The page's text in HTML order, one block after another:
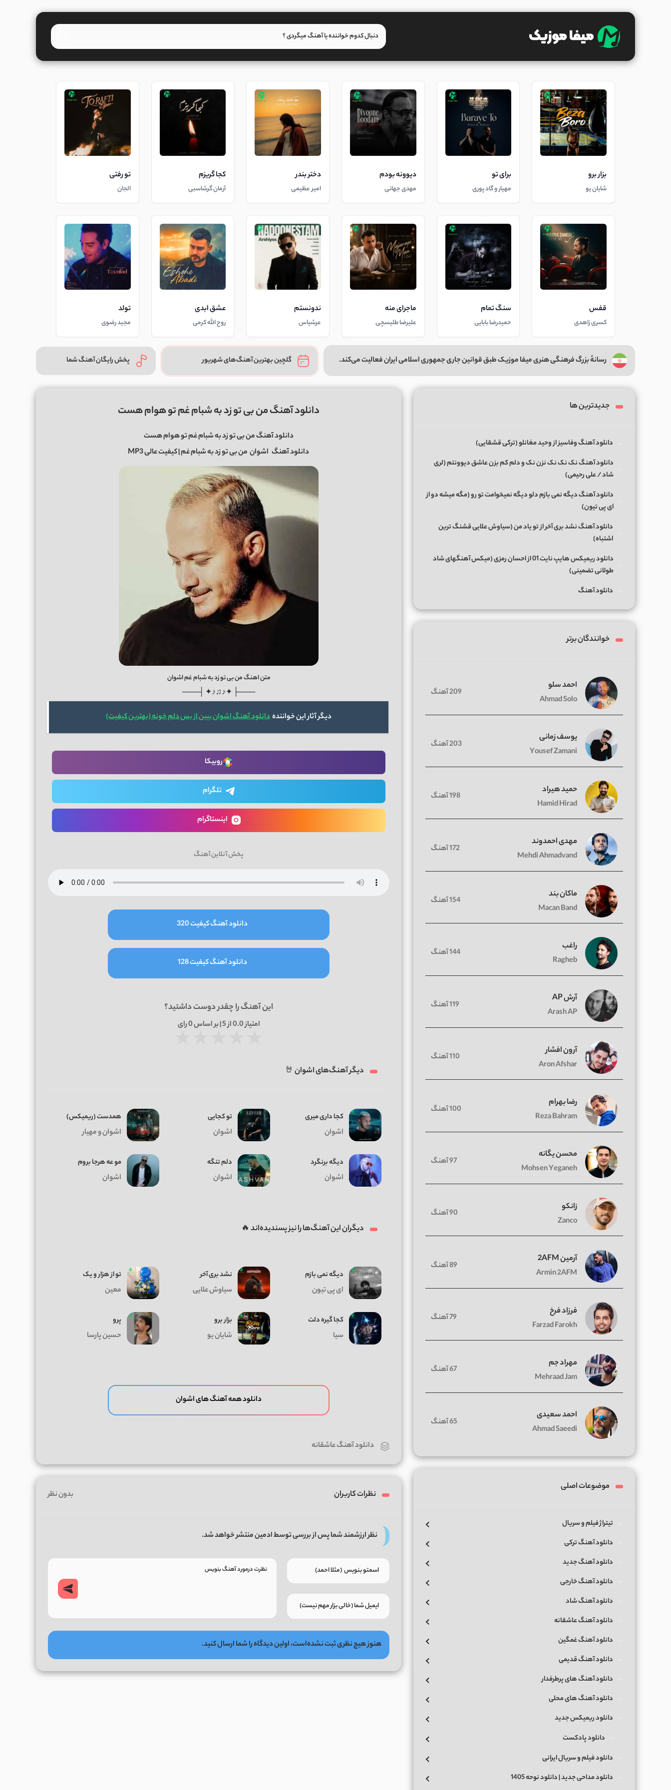
بزار برو
شایان یو
برای تو
مهیار و گاد پوری
دیوونه بودم
مهدی جهانی
دختر بندر
امیر عظیمی
کجا گریزم
آرمان گرشاسبی
تو رفتی
الجان
قفس
کسری زاهدی
سنگ تمام
حمیدرضا بابایی
ماجرای منه
علیرضا طلیسچی
ندونستم
عرشیاس
عشق ابدی
روح الله کرمی
تولد
مجید رضوی
رسانهٔ بزرگ فرهنگی هنری میفا موزیک طبق قوانین جاری جمهوری اسلامی ایران فعالیت می‌کند. گلچین بهترین آهنگ‌های شهریور پخش رایگان آهنگ شما
دانلود آهنگ من بی تو زد به شبام غم تو هوام هست
دانلود آهنگ من بی تو زد به شبام غم تو هوام هست
دانلود آهنگ اشوان من بی تو زد به شبام غم| کیفیت عالی MP3
متن اهنگ من بی تو زد به شبام غم اشوان
───├ ✦♪♫♪✦ ┤───
دیگر آثار این خوانندهدانلود آهنگ اشوان ببین از بس دلم خونه (بهترین کیفیت)
روبیکا
تلگرام
اینستاگرام
پخش آنلاین آهنگ
دانلود آهنگ کیفیت 320
دانلود آهنگ کیفیت 128
این آهنگ را چقدر دوست داشتید؟
امتیاز0.0از 5 | بر اساس 0رای
دیگر آهنگ‌های اشوان 🤘
کجا داری میری
اشوان
تو کجایی
اشوان
همدست (ریمیکس)
اشوان و مهیار
دیگه برنگرد
اشوان
دلم تنگه
اشوان
مو عه هرجا بروم
اشوان
دیگران این آهنگ‌ها را نیز پسندیده‌اند 🔥
دیگه نمی بازم
ای پی تیون
نشد بری آخر
سیاوش علایی
تو از هزار و یک
معین
کجا گیره دلت
سیا
بزار برو
شایان یو
پرو
حسین پارسا
دانلود همه آهنگ های اشوان
دانلود آهنگ عاشقانه
نظرات کاربران بدون نظر
نظر ارزشمند شما پس از بررسی توسط ادمین منتشر خواهد شد.
هنوز هیچ نظری ثبت نشده‌است، اولین دیدگاه را شما ارسال کنید.
جدیدترین ها
دانلود آهنگ وفاسیز از وحید مغانلو (ترکی قشقایی)
دانلود آهنگ نک نک نک نزن نک و دلم کم بزن عاشق دیوونتم (لری
شاد / علی رحیمی)
دانلود آهنگ دیگه نمی بازم دلو دیگه نمیخوامت تو رو (مگه میشه دو از
ای پی تیون)
دانلود آهنگ نشد بری آخر از تو یاد من (سیاوش علایی قشنگ ترین
اشتباه)
دانلود ریمیکس هایپ نایت 01 از احسان رمزی (میکس آهنگهای شاد
طولانی تضمینی)
دانلود آهنگ
خوانندگان برتر
احمد سلو
Ahmad Solo
209 آهنگ
یوسف زمانی
Yousef Zamani
203 آهنگ
حمید هیراد
Hamid Hirad
198 آهنگ
مهدی احمدوند
Mehdi Ahmadvand
172 آهنگ
ماکان بند
Macan Band
154 آهنگ
راغب
Ragheb
144 آهنگ
آرش AP
Arash AP
119 آهنگ
آرون افشار
Aron Afshar
110 آهنگ
رضا بهرام
Reza Bahram
100 آهنگ
محسن یگانه
Mohsen Yeganeh
97 آهنگ
زانکو
Zanco
90 آهنگ
آرمین 2AFM
Armin 2AFM
89 آهنگ
فرزاد فرخ
Farzad Farokh
79 آهنگ
مهراد جم
Mehraad Jam
67 آهنگ
احمد سعیدی
Ahmad Saeedi
65 آهنگ
موضوعات اصلی
تیتراژ فیلم و سریال
دانلود آهنگ ترکی
دانلود آهنگ جدید
دانلود آهنگ خارجی
دانلود آهنگ شاد
دانلود آهنگ عاشقانه
دانلود آهنگ غمگین
دانلود آهنگ قدیمی
دانلود آهنگ های پرطرفدار
دانلود آهنگ های محلی
دانلود ریمیکس جدید
دانلود پادکست
دانلود فیلم و سریال ایرانی
دانلود مداحی جدید | دانلود نوحه 1405